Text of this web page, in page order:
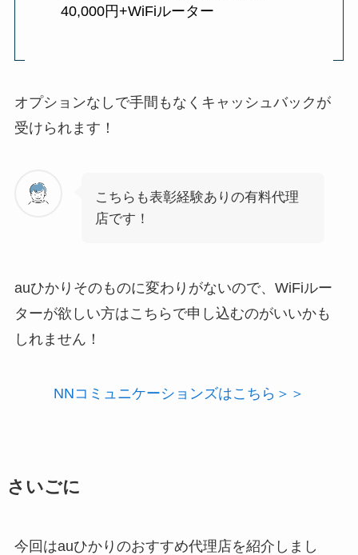
40,000円+WiFiルーター
オプションなしで手間もなくキャッシュバックが
受けられます！
こちらも表彰経験ありの有料代理
店です！
auひかりそのものに変わりがないので、WiFiルー
ターが欲しい方はこちらで申し込むのがいいかも
しれません！
NNコミュニケーションズはこちら＞＞
さいごに
今回はauひかりのおすすめ代理店を紹介しまし